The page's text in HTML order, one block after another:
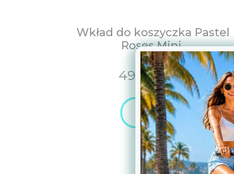
Wkład do koszyczka Pastel
Roses Mini.
49,00PLN
Zobacz